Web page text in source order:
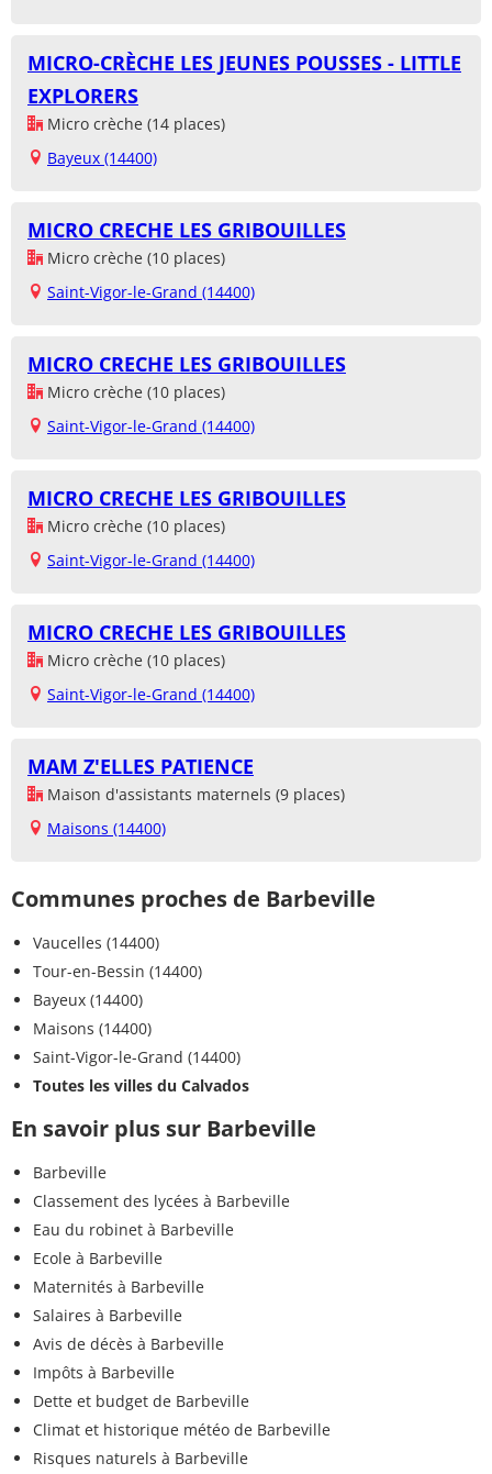
MICRO-CRÈCHE LES JEUNES POUSSES - LITTLE
EXPLORERS
Micro crèche (14 places)
Bayeux (14400)
MICRO CRECHE LES GRIBOUILLES
Micro crèche (10 places)
Saint-Vigor-le-Grand (14400)
MICRO CRECHE LES GRIBOUILLES
Micro crèche (10 places)
Saint-Vigor-le-Grand (14400)
MICRO CRECHE LES GRIBOUILLES
Micro crèche (10 places)
Saint-Vigor-le-Grand (14400)
MICRO CRECHE LES GRIBOUILLES
Micro crèche (10 places)
Saint-Vigor-le-Grand (14400)
MAM Z'ELLES PATIENCE
Maison d'assistants maternels (9 places)
Maisons (14400)
Communes proches de Barbeville
Vaucelles (14400)
Tour-en-Bessin (14400)
Bayeux (14400)
Maisons (14400)
Saint-Vigor-le-Grand (14400)
Toutes les villes du Calvados
En savoir plus sur Barbeville
Barbeville
Classement des lycées à Barbeville
Eau du robinet à Barbeville
Ecole à Barbeville
Maternités à Barbeville
Salaires à Barbeville
Avis de décès à Barbeville
Impôts à Barbeville
Dette et budget de Barbeville
Climat et historique météo de Barbeville
Risques naturels à Barbeville